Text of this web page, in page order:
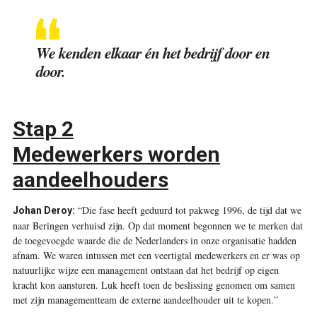
We kenden elkaar én het bedrijf door en
door.
Stap 2
Medewerkers worden
aandeelhouders
Johan Deroy: “Die fase heeft geduurd tot pakweg 1996, de tijd dat we
naar Beringen verhuisd zijn. Op dat moment begonnen we te merken dat
de toegevoegde waarde die de Nederlanders in onze organisatie hadden
afnam. We waren intussen met een veertigtal medewerkers en er was op
natuurlijke wijze een management ontstaan dat het bedrijf op eigen
kracht kon aansturen. Luk heeft toen de beslissing genomen om samen
met zijn managementteam de externe aandeelhouder uit te kopen.”